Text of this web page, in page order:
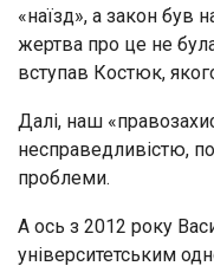
«наїзд», а закон був
жертва про це не
вступав Костюк,
Далі, наш
несправедливістю,
проблеми.
А ось з 2012 року
університетським